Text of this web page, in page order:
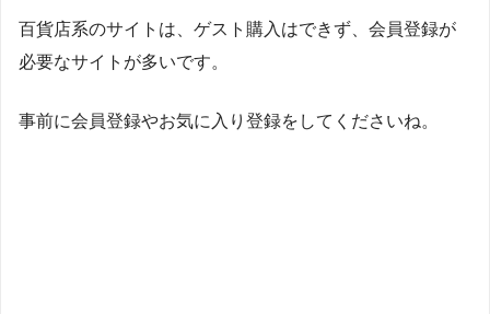
百貨店系のサイトは、ゲスト購入はできず、会員登録が
必要なサイトが多いです。
事前に会員登録やお気に入り登録をしてくださいね。